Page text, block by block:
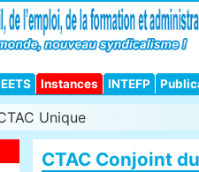
Instances INTEFP
Unique
CTAC Conjoint